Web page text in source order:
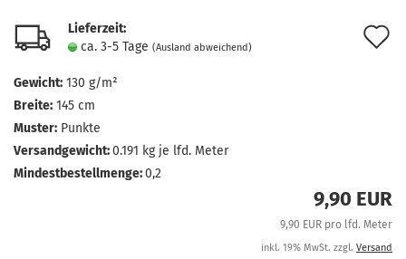
Lieferzeit:
ca. 3-5 Tage (Ausland abweichend)
Gewicht: 130 g/m²
Breite: 145 cm
Muster: Punkte
Versandgewicht:0.191 kg je lfd. Meter
Mindestbestellmenge:0,2
9,90 EUR
9,90 EUR pro lfd. Meter
inkl. 19% MwSt. zzgl. Versand